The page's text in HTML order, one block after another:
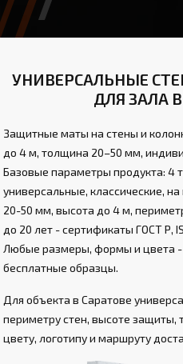
УНИВЕРСАЛЬНЫЕ
ДЛЯ ЗАЛА
Защитные маты на стены и
до 4 м, толщина 20–50 мм,
Базовые параметры продукта: 4
универсальные, классические,
20-50 мм, высота до 4 м,
до 20 лет - сертификаты ГОСТ Р,
Любые размеры, формы и цвета -
бесплатные образцы.
Для объекта в Саратове
периметру стен, высоте
цвету, логотипу и маршруту